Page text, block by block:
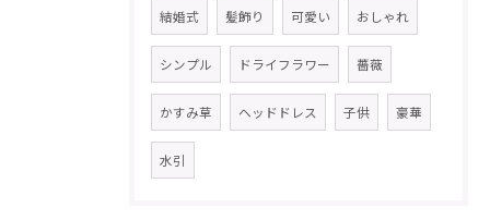
結婚式 髪飾り 可愛い おしゃれ
シンプル ドライフラワー 薔薇
かすみ草 ヘッドドレス 子供 豪華
水引